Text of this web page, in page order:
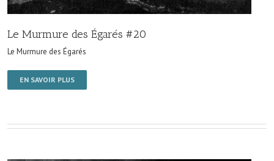
Le Murmure des Égarés #20
Le Murmure des Égarés
EN SAVOIR PLUS